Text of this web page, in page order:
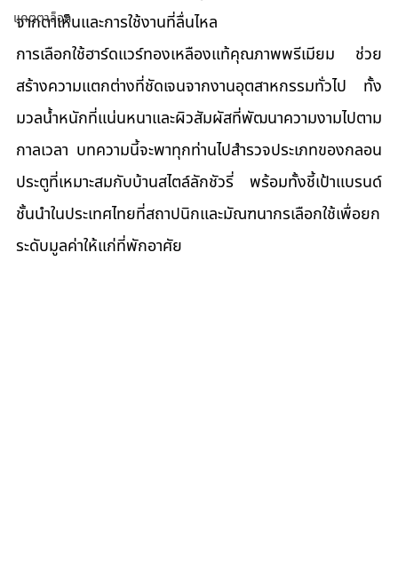
แคตตาล็อก
จากตาเห็นและการใช้งานที่ลื่นไหล
การเลือกใช้ฮาร์ดแวร์ทองเหลืองแท้คุณภาพพรีเมียม ช่วย
สร้างความแตกต่างที่ชัดเจนจากงานอุตสาหกรรมทั่วไป ทั้ง
มวลน้ำหนักที่แน่นหนาและผิวสัมผัสที่พัฒนาความงามไปตาม
กาลเวลา บทความนี้จะพาทุกท่านไปสำรวจประเภทของกลอน
ประตูที่เหมาะสมกับบ้านสไตล์ลักชัวรี่ พร้อมทั้งชี้เป้าแบรนด์
ชั้นนำในประเทศไทยที่สถาปนิกและมัณฑนากรเลือกใช้เพื่อยก
ระดับมูลค่าให้แก่ที่พักอาศัย